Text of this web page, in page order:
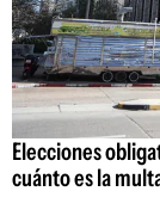
Elecciones
cuánto es la